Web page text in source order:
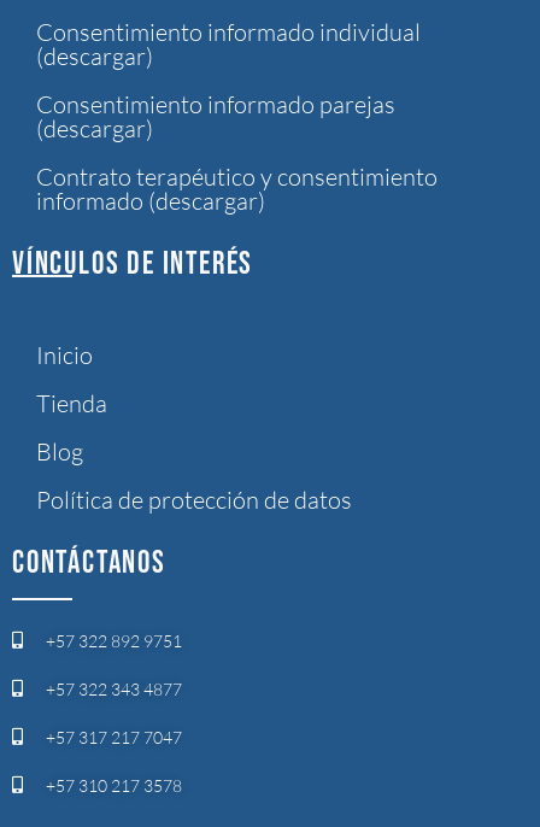
Consentimiento informado individual
(descargar)
Consentimiento informado parejas
(descargar)
Contrato terapéutico y consentimiento
informado (descargar)
VÍNCULOS DE INTERÉS
Inicio
Tienda
Blog
Política de protección de datos
CONTÁCTANOS
+57 322 892 9751
+57 322 343 4877
+57 317 217 7047
+57 310 217 3578